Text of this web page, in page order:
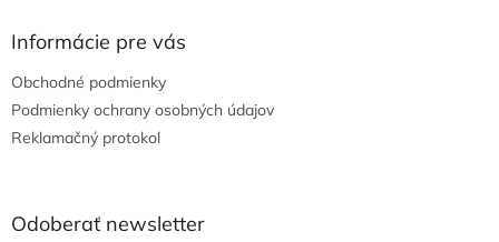
Informácie pre vás
Obchodné podmienky
Podmienky ochrany osobných údajov
Reklamačný protokol
Odoberať newsletter